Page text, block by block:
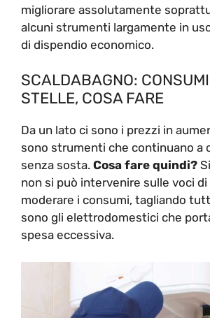
migliorare assolutamente
alcuni strumenti largamente in
di dispendio economico.
SCALDABAGNO:
STELLE, COSA FARE
Da un lato ci sono i prezzi in
sono strumenti che continuano a
senza sosta. Cosa fare quindi?
non si può intervenire sulle voci
moderare i consumi, tagliando
sono gli elettrodomestici che
spesa eccessiva.